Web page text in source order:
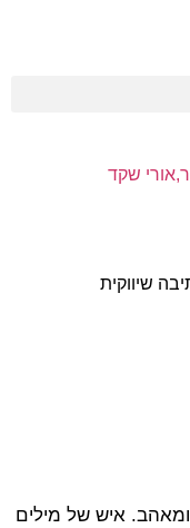
ומאהב. איש של מילים